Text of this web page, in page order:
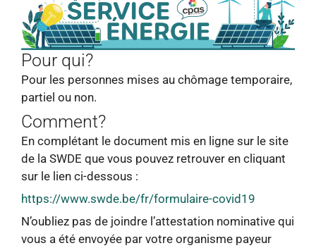
Pour qui?
Pour les personnes mises au chômage temporaire,
partiel ou non.
Comment?
En complétant le document mis en ligne sur le site
de la SWDE que vous pouvez retrouver en cliquant
sur le lien ci-dessous :
https://www.swde.be/fr/formulaire-covid19
N’oubliez pas de joindre l’attestation nominative qui
vous a été envoyée par votre organisme payeur